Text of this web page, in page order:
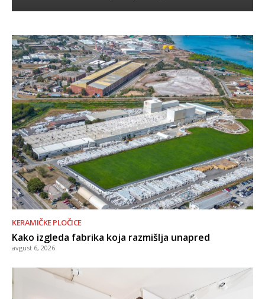
KERAMIČKE PLOČICE
Kako izgleda fabrika koja razmišlja unapred
avgust 6, 2026